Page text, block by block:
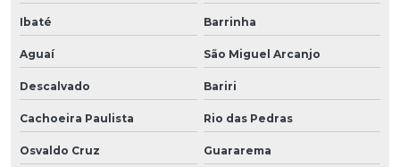
Ibaté Barrinha
Aguaí São Miguel Arcanjo
Descalvado Bariri
Cachoeira Paulista Rio das Pedras
Osvaldo Cruz Guararema